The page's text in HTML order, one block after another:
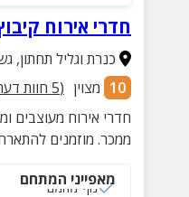
חדרי אירוח
כנרת וגליל תחתון,
10 מצוין (
5 חוות
חדרי אירוח מעוצבים
ממכר. מוזמנים
מאפייני המתחם
נוף מהמם